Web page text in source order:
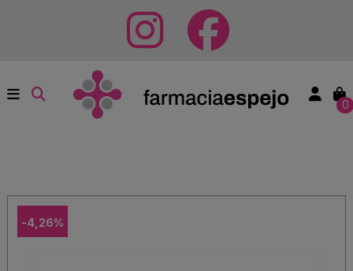
0
-4,26%